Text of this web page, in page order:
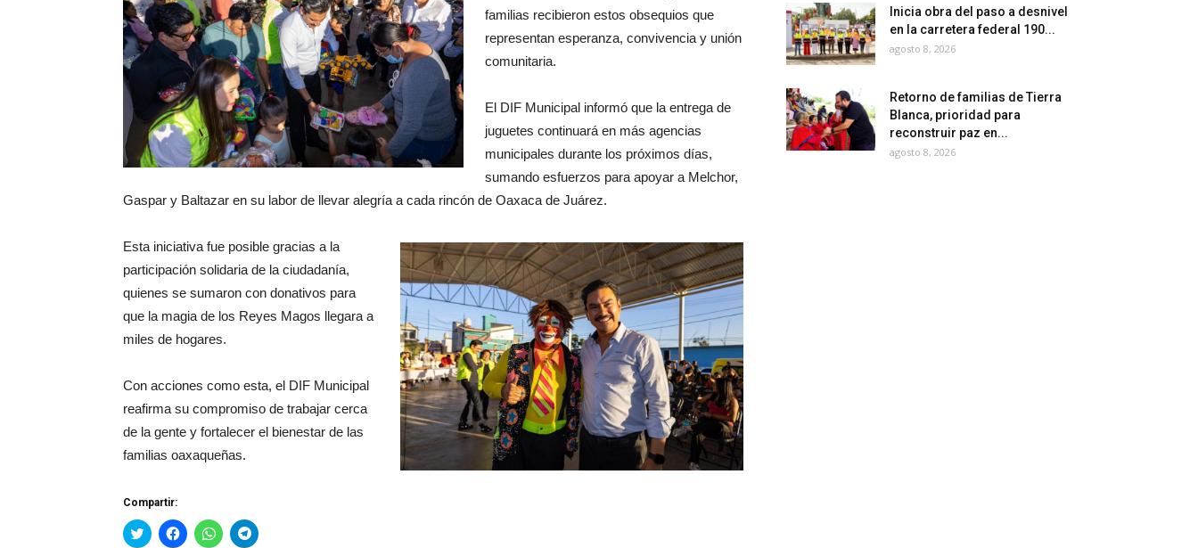
familias recibieron estos obsequios que
representan esperanza, convivencia y unión
comunitaria.
El DIF Municipal informó que la entrega de
juguetes continuará en más agencias
municipales durante los próximos días,
sumando esfuerzos para apoyar a Melchor,
Gaspar y Baltazar en su labor de llevar alegría a cada rincón de Oaxaca de Juárez.
Esta iniciativa fue posible gracias a la
participación solidaria de la ciudadanía,
quienes se sumaron con donativos para
que la magia de los Reyes Magos llegara a
miles de hogares.
Con acciones como esta, el DIF Municipal
reafirma su compromiso de trabajar cerca
de la gente y fortalecer el bienestar de las
familias oaxaqueñas.
Compartir:
Haz
clic
Haz
clic
Haz
clic
Haz
clic
Inicia obra del paso a desnivel
en la carretera federal 190...
agosto 8, 2026
Retorno de familias de Tierra
Blanca, prioridad para
reconstruir paz en...
agosto 8, 2026